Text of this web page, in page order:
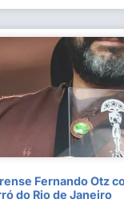
Fernando Otz
do Rio de Janeiro